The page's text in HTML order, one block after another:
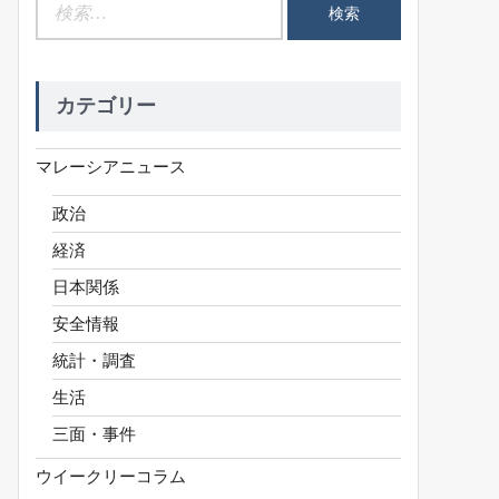
カテゴリー
マレーシアニュース
政治
経済
日本関係
安全情報
統計・調査
生活
三面・事件
ウイークリーコラム